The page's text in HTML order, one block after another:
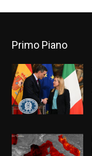
Primo Piano